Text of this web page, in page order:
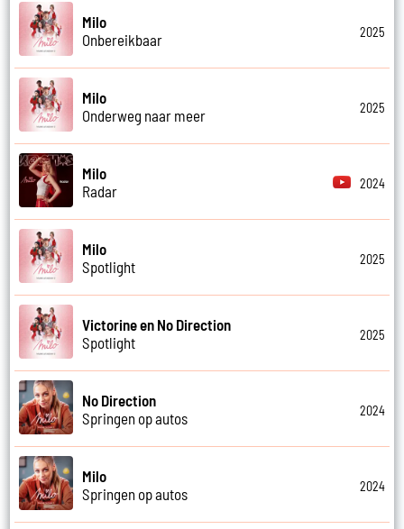
Milo
Onbereikbaar
2025
Milo
Onderweg naar meer
2025
Milo
Radar
2024
Milo
Spotlight
2025
Victorine en No Direction
Spotlight
2025
No Direction
Springen op autos
2024
Milo
Springen op autos
2024